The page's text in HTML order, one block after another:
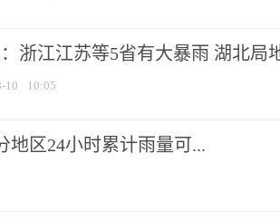
浙江江苏等5省有大暴雨 湖北局
10 10:05
地区24小时累计雨量可...